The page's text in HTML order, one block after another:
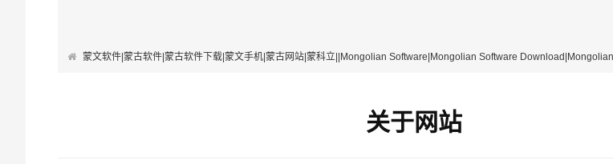
蒙文软件|蒙古软件|蒙古软件下载|蒙文手机|蒙古网站|蒙科立||Mongolian Software|Mongolian Software
关于网站